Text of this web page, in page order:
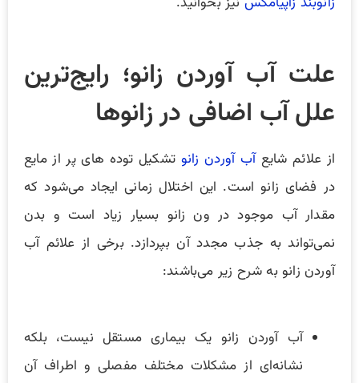
علت آب آوردن زانو؛ رایج‌ترین
علل آب اضافی در زانوها
از علائم شایعآب آوردن زانو تشکیل توده های پر از مایع
در فضای زانو است. این اختلال زمانی ایجاد می‌شود که
مقدار آب موجود در ون زانو بسیار زیاد است و بدن
نمی‌تواند به جذب مجدد آن بپردازد. برخی از علائم آب
آوردن زانو به شرح زیر می‌باشند:
آب آوردن زانو یک بیماری مستقل نیست، بلکه
نشانه‌ای از مشکلات مختلف مفصلی و اطراف آن